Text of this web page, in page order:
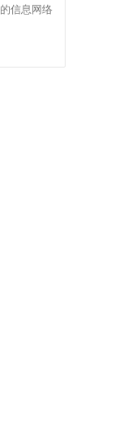
信息网络